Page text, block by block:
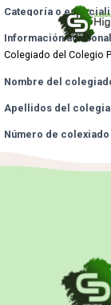
Categoría o
Información adicional
Colegiado del Colegio
Nombre del
Apellidos del
Número de colexiado